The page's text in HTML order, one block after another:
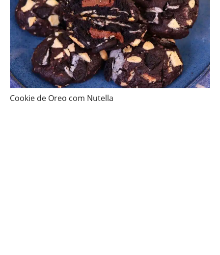
Cookie de Oreo com Nutella